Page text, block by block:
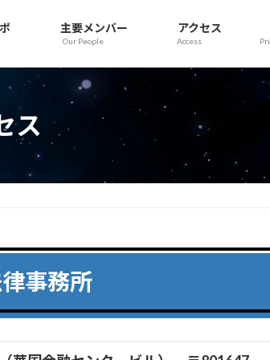
主要メンバー
Our People
アクセス
Access
ス
事務所